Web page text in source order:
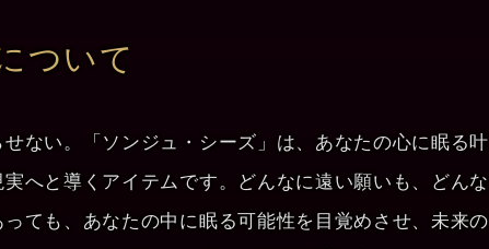
ついて
ない。「ソンジュ・シーズ」は、あなたの心に眠る叶
実へと導くアイテムです。どんなに遠い願いも、どんな
ても、あなたの中に眠る可能性を目覚めさせ、未来の